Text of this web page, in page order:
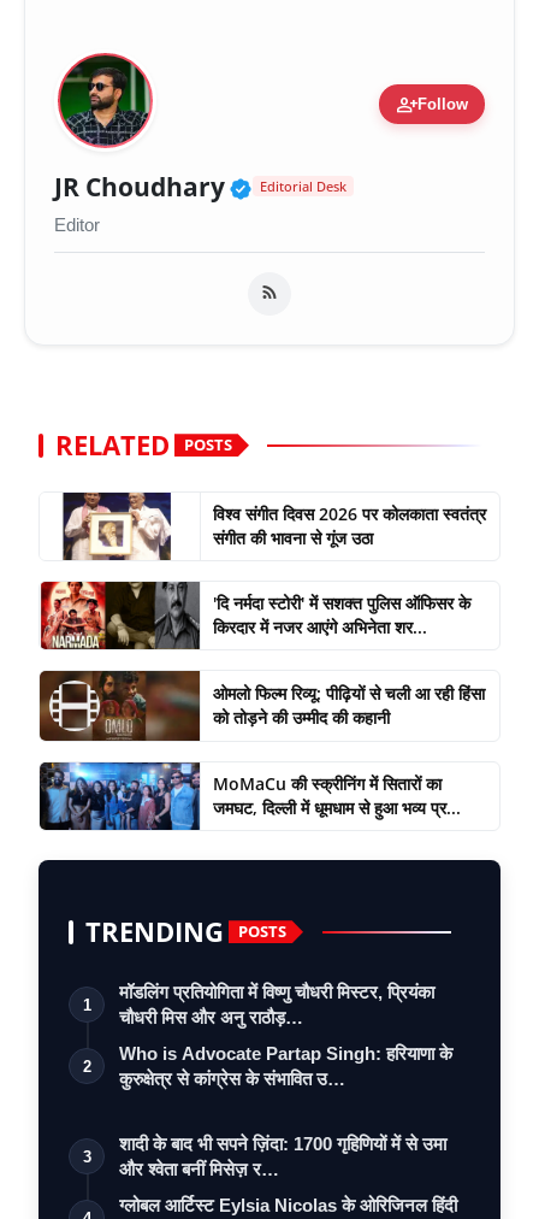
person_addFollow
JR Choudhary Verified Public Figure
Editorial Desk
Editor
RELATED POSTS
विश्व संगीत दिवस 2026 पर कोलकाता स्वतंत्र
संगीत की भावना से गूंज उठा
'दि नर्मदा स्टोरी' में सशक्त पुलिस ऑफिसर के
किरदार में नजर आएंगे अभिनेता शर...
ओमलो फिल्म रिव्यू: पीढ़ियों से चली आ रही हिंसा
को तोड़ने की उम्मीद की कहानी
MoMaCu की स्क्रीनिंग में सितारों का
जमघट, दिल्ली में धूमधाम से हुआ भव्य प्र...
TRENDING POSTS
1
मॉडलिंग प्रतियोगिता में विष्णु चौधरी मिस्टर, प्रियंका
चौधरी मिस और अनु राठौड़…
2
Who is Advocate Partap Singh: हरियाणा के
कुरुक्षेत्र से कांग्रेस के संभावित उ…
3
शादी के बाद भी सपने ज़िंदा: 1700 गृहिणियों में से उमा
और श्वेता बनीं मिसेज़ र…
ग्लोबल आर्टिस्ट Eylsia Nicolas के ओरिजिनल हिंदी